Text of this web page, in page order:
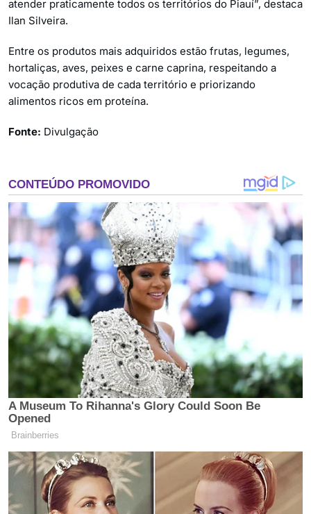
atender praticamente todos os territórios do Piauí”, destaca
Ilan Silveira.
Entre os produtos mais adquiridos estão frutas, legumes,
hortaliças, aves, peixes e carne caprina, respeitando a
vocação produtiva de cada território e priorizando
alimentos ricos em proteína.
Fonte: Divulgação